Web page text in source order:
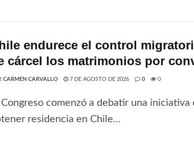
endurece el control
cárcel los matrimonios por
CARMEN CARVALLO 7 DE AGOSTO DE 2026 0 0
Congreso comenzó a debatir una
residencia en Chile...